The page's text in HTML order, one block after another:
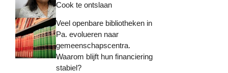
Cook te ontslaan
Veel openbare bibliotheken in
Pa. evolueren naar
gemeenschapscentra.
Waarom blijft hun financiering
stabiel?